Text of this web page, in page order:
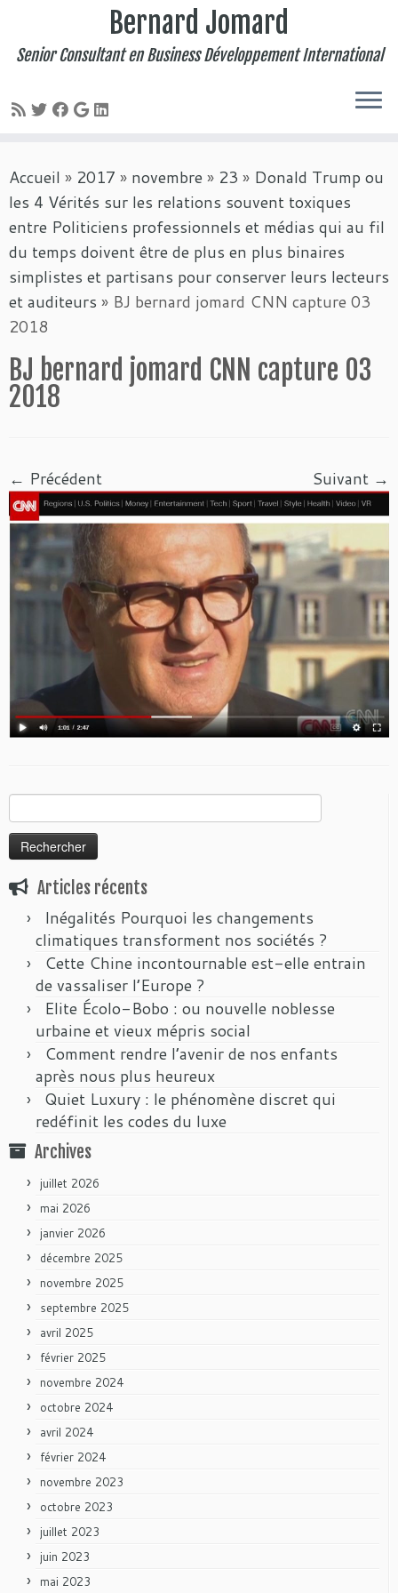
au
contenu
Bernard Jomard
Senior Consultant en Business Développement International
Accueil » 2017 » novembre » 23 » Donald Trump ou
les 4 Vérités sur les relations souvent toxiques
entre Politiciens professionnels et médias qui au fil
du temps doivent être de plus en plus binaires
simplistes et partisans pour conserver leurs lecteurs
et auditeurs » BJ bernard jomard CNN capture 03
2018
BJ bernard jomard CNN capture 03
2018
← Précédent Suivant →
Rechercher :
Articles récents
Inégalités Pourquoi les changements
climatiques transforment nos sociétés ?
Cette Chine incontournable est-elle entrain
de vassaliser l’Europe ?
Elite Écolo-Bobo : ou nouvelle noblesse
urbaine et vieux mépris social
Comment rendre l’avenir de nos enfants
après nous plus heureux
Quiet Luxury : le phénomène discret qui
redéfinit les codes du luxe
Archives
juillet 2026
mai 2026
janvier 2026
décembre 2025
novembre 2025
septembre 2025
avril 2025
février 2025
novembre 2024
octobre 2024
avril 2024
février 2024
novembre 2023
octobre 2023
juillet 2023
juin 2023
mai 2023